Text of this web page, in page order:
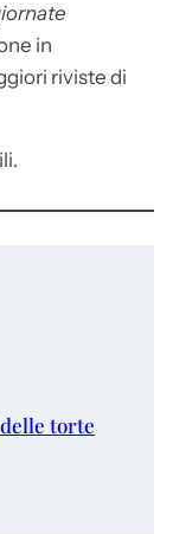
in
riviste di
torte